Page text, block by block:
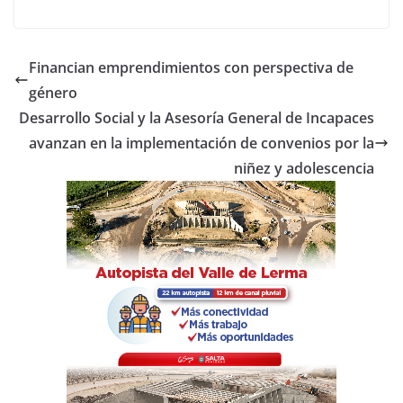
e
b
o
o
k
er s
p
p
p
tir
Financian emprendimientos con perspectiva de
género
Desarrollo Social y la Asesoría General de Incapaces
avanzan en la implementación de convenios por la
niñez y adolescencia